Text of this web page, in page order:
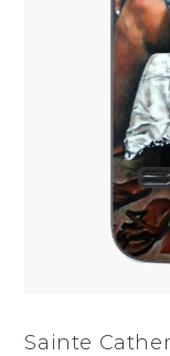
Sainte